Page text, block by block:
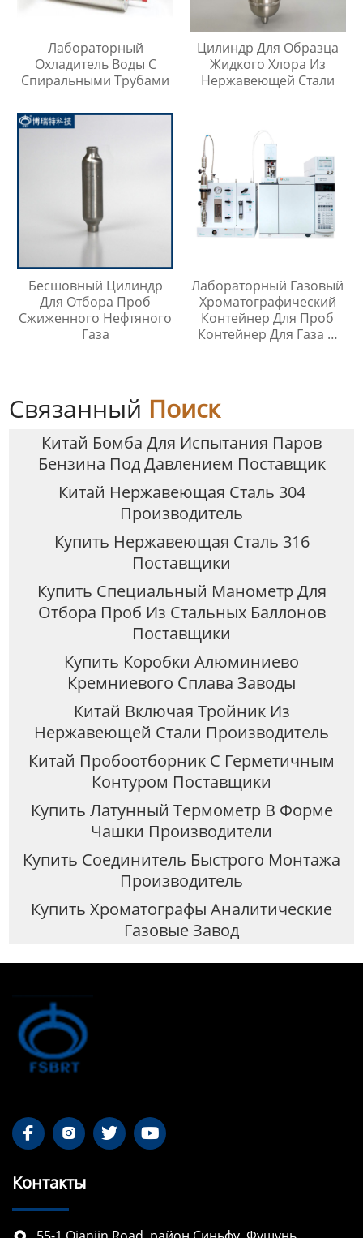
Лабораторный
Охладитель Воды С
Спиральными Трубами
Цилиндр Для Образца
Жидкого Хлора Из
Нержавеющей Стали
Бесшовный Цилиндр
Для Отбора Проб
Сжиженного Нефтяного
Газа
Лабораторный Газовый
Хроматографический
Контейнер Для Проб
Контейнер Для Газа И
Связанный Поиск
Китай Бомба Для Испытания Паров
Бензина Под Давлением Поставщик
Китай Нержавеющая Сталь 304
Производитель
Купить Нержавеющая Сталь 316
Поставщики
Купить Специальный Манометр Для
Отбора Проб Из Стальных Баллонов
Поставщики
Купить Коробки Алюминиево
Кремниевого Сплава Заводы
Китай Включая Тройник Из
Нержавеющей Стали Производитель
Китай Пробоотборник С Герметичным
Контуром Поставщики
Купить Латунный Термометр В Форме
Чашки Производители
Купить Соединитель Быстрого Монтажа
Производитель
Купить Хроматографы Аналитические
Газовые Завод
   
Контакты